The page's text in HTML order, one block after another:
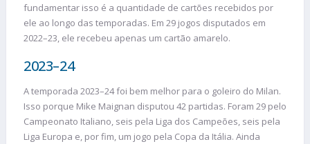
fundamentar isso é a quantidade de cartões recebidos por
ele ao longo das temporadas. Em 29 jogos disputados em
2022–23, ele recebeu apenas um cartão amarelo.
2023–24
A temporada 2023–24 foi bem melhor para o goleiro do Milan.
Isso porque Mike Maignan disputou 42 partidas. Foram 29 pelo
Campeonato Italiano, seis pela Liga dos Campeões, seis pela
Liga Europa e, por fim, um jogo pela Copa da Itália. Ainda